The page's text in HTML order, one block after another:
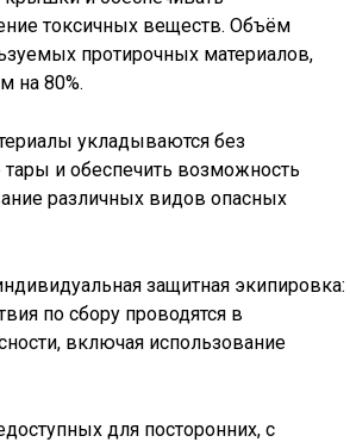
токсичных веществ. Объём
протирочных материалов,
на 80%.
укладываются без
и обеспечить возможность
различных видов опасных
защитная экипировка:
по сбору проводятся в
включая использование
для посторонних, с